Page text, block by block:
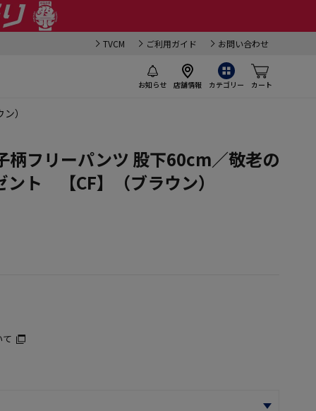
TVCM ご利用ガイド お問い合わせ
お知らせ 店舗情報 カテゴリー カート
）
柄フリーパンツ 股下60cm／敬老の
ント 【CF】（ブラウン）
て